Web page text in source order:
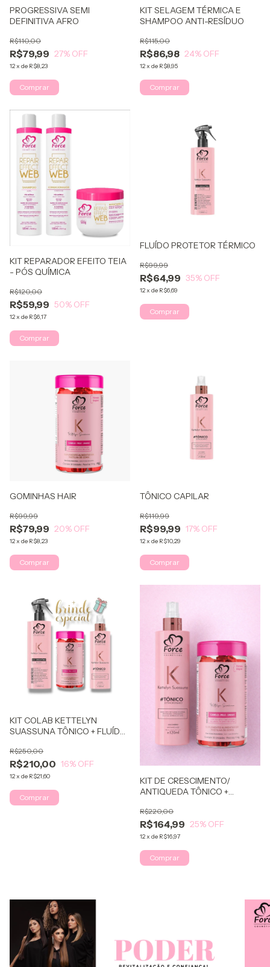
PROGRESSIVA SEMI
DEFINITIVA AFRO
R$79,99
R$110,00
27% OFF
12x de R$8,23
Comprar
KIT SELAGEM TÉRMICA E
SHAMPOO ANTI-RESÍDUO
R$86,98
R$115,00
24% OFF
12x de R$8,95
Comprar
KIT REPARADOR EFEITO TEIA
- PÓS QUÍMICA
R$59,99
R$120,00
50% OFF
12x de R$6,17
Comprar
FLUÍDO PROTETOR TÉRMICO
R$64,99
R$99,99
35% OFF
12x de R$6,69
Comprar
GOMINHAS HAIR
R$79,99
R$99,99
20% OFF
12x de R$8,23
TÔNICO CAPILAR
R$99,99
R$119,99
17% OFF
12x de R$10,29
KIT COLAB KETTELYN
SUASSUNA TÔNICO + FLUÍDO
R$210,00
R$250,00
16% OFF
12x de R$21,60
KIT DE CRESCIMENTO/
ANTIQUEDA TÔNICO +
R$164,99
R$220,00
25% OFF
12x de R$16,97